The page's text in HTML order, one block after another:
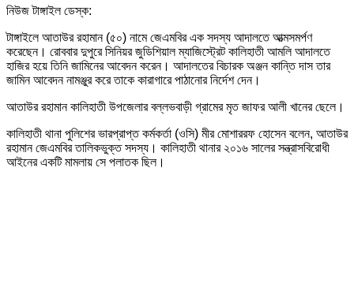
নিউজ টাঙ্গাইল ডেস্ক:
টাঙ্গাইলে আতাউর রহামান (৫০) নামে জেএমবির এক সদস্য আদালতে আত্মসমর্পণ
করেছেন। রোববার দুপুরে সিনিয়র জুডিশিয়াল ম্যাজিস্ট্রেট কালিহাতী আমলি আদালতে
হাজির হয়ে তিনি জামিনের আবেদন করেন। আদালতের বিচারক অঞ্জন কান্তি দাস তার
জামিন আবেদন নামঞ্জুর করে তাকে কারাগারে পাঠানোর নির্দেশ দেন।
আতাউর রহামান কালিহাতী উপজেলার বল্লভবাড়ী গ্রামের মৃত জাফর আলী খানের ছেলে।
কালিহাতী থানা পুলিশের ভারপ্রাপ্ত কর্মকর্তা (ওসি) মীর মোশাররফ হোসেন বলেন, আতাউর
রহামান জেএমবির তালিকভুক্ত সদস্য। কালিহাতী থানার ২০১৬ সালের সন্ত্রাসবিরোধী
আইনের একটি মামলায় সে পলাতক ছিল।